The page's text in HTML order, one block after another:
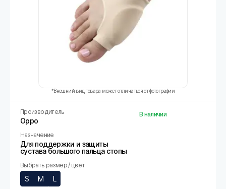
*Внешний вид товара может отличаться от фотографии
Производитель
Oppo
Назначение
Для поддержки и защиты
сустава большого пальца стопы
Выбрать размер / цвет
S M L
В наличии